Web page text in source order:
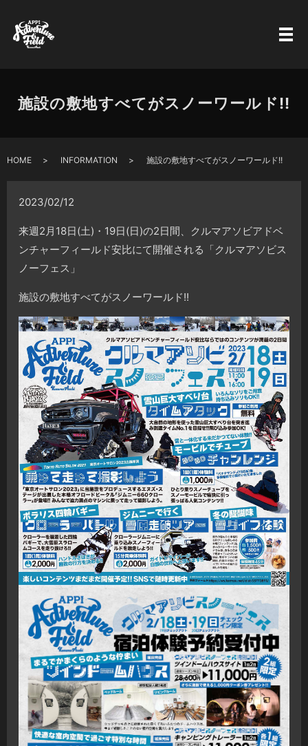
施設の敷地すべてがスノーワールド!!
HOME INFORMATION 施設の敷地すべてがスノーワールド!!
2023/02/12
来週2月18日(土)・19日(日)の2日間、クルマアソビアドベ
ンチャーフィールド安比にて開催される「クルマアソビス
ノーフェス」
施設の敷地すべてがスノーワールド!!